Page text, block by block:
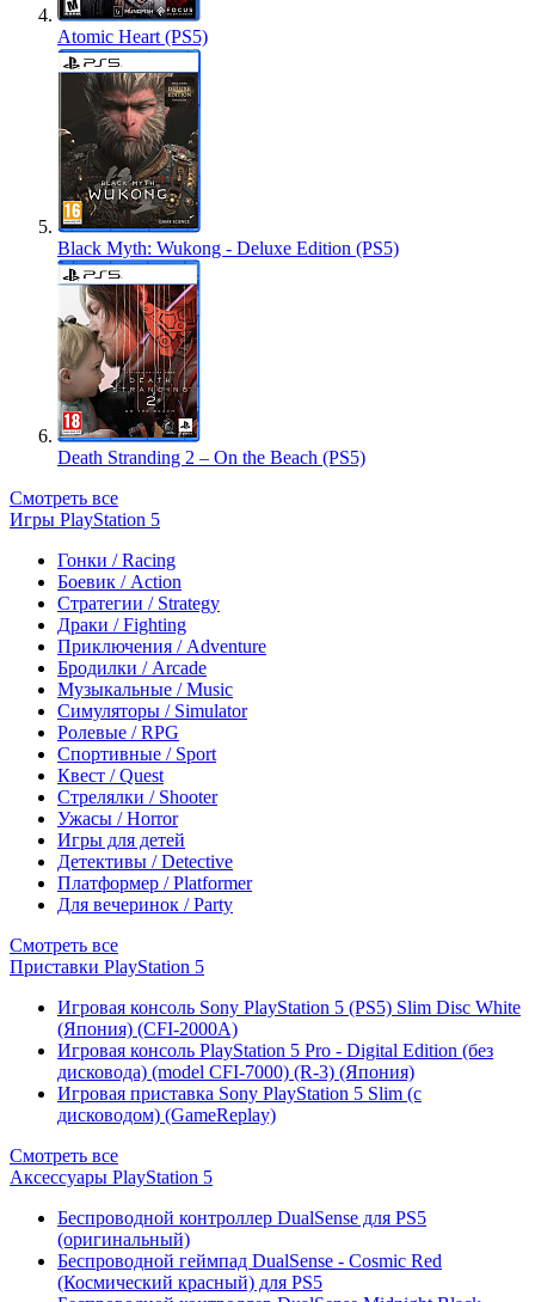
Atomic Heart (PS5)
Black Myth: Wukong - Deluxe Edition (PS5)
Death Stranding 2 – On the Beach (PS5)
Смотреть все
Игры PlayStation 5
Гонки / Racing
Боевик / Action
Стратегии / Strategy
Драки / Fighting
Приключения / Adventure
Бродилки / Arcade
Музыкальные / Music
Симуляторы / Simulator
Ролевые / RPG
Спортивные / Sport
Квест / Quest
Стрелялки / Shooter
Ужасы / Horror
Игры для детей
Детективы / Detective
Платформер / Platformer
Для вечеринок / Party
Смотреть все
Приставки PlayStation 5
Игровая консоль Sony PlayStation 5 (PS5) Slim Disc White
(Япония) (CFI-2000A)
Игровая консоль PlayStation 5 Pro - Digital Edition (без
дисковода) (model CFI-7000) (R-3) (Япония)
Игровая приставка Sony PlayStation 5 Slim (с
дисководом) (GameReplay)
Смотреть все
Аксессуары PlayStation 5
Беспроводной контроллер DualSense для PS5
(оригинальный)
Беспроводной геймпад DualSense - Cosmic Red
(Космический красный) для PS5